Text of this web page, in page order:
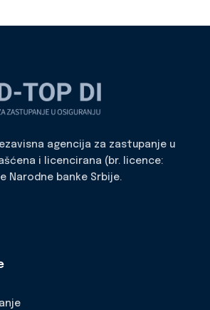
agencija za zastupanje u
i licencirana (br. licence:
Narodne banke Srbije.